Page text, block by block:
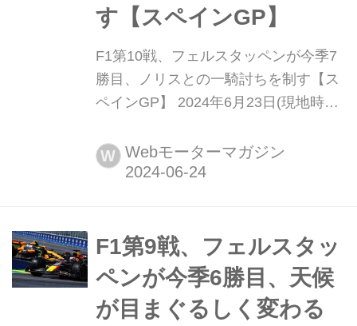
す【スペインGP】
F1第10戦、フェルスタッペンが今季7
勝目、ノリスとの一騎討ちを制す【ス
ペインGP】 2024年6月23日(現地時
がバルセロナ郊外モンメロのカタロニ
ア・サーキットで開催され、レッドブ
リス、3位にはメルセデスのルイス・
ハミルトンが入った。金曜日から不調
だった...
W Webモーターマガジン
F1第9戦、フェルスタッ
ペンが今季6勝目、天候
が目まぐるしく変わる